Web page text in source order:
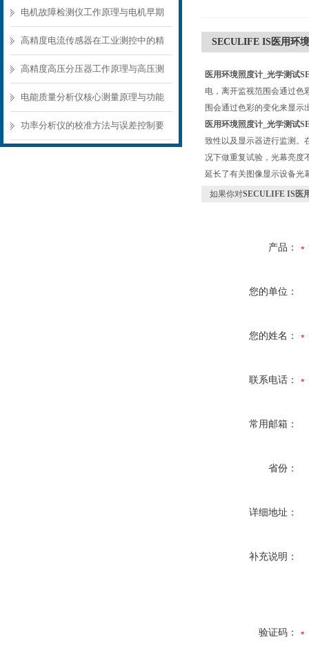
电机故障检测仪工作原理与电机早期
故障诊断方案
高精度电流传感器在工业测控中的精
准测量方案
高精度高压分压器工作原理与高压测
量应用场景
电能质量分析仪核心测量原理与功能
模块解析
功率分析仪的校准方法与误差控制要
SECULIFE IS医用环
医用环境照度计_光学测试
电，离开监视范围会通过色
围会通过色彩的变化来显示
医用环境照度计_光学测试
致性以及显示器进行监测。
况下做重复试验，光幕亮度
延长了有关图像显示设备光
如果你对SECULIFE IS医
产品：
您的单位：
您的姓名：
联系电话：
常用邮箱：
省份：
详细地址：
补充说明：
验证码：